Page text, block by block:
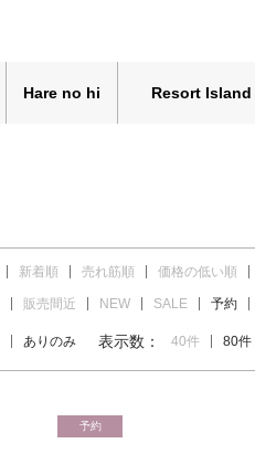
Hare no hi Resort Island
新着順 売れ筋順 価格の低い順
販売間近 NEW SALE 予約
ありのみ 表示数： 40件 80件
予約